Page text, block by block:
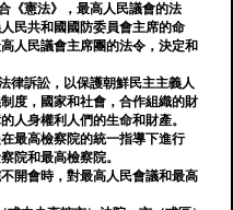
《憲法》，最高人民議會的法
民共和國國防委員會主席的命
人民議會主席團的法令，決定和
律訴訟，以保護朝鮮民主主義人
度，國家和社會，合作組織的財
人身權利人們的生命和財產。
最高檢察院的統一指導下進行
院和最高檢察院。
開會時，對最高人民會議和最高